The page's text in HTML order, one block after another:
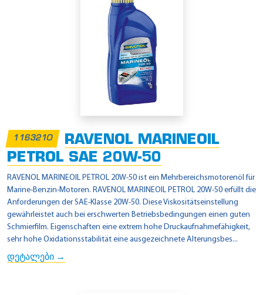
1163210
RAVENOL MARINEOIL
PETROL SAE 20W-50
RAVENOL MARINEOIL PETROL 20W-50 ist ein Mehrbereichsmotorenöl für
Marine-Benzin-Motoren. RAVENOL MARINEOIL PETROL 20W-50 erfüllt die
Anforderungen der SAE-Klasse 20W-50. Diese Viskositätseinstellung
gewährleistet auch bei erschwerten Betriebsbedingungen einen guten
Schmierfilm. Eigenschaften eine extrem hohe Druckaufnahmefähigkeit,
sehr hohe Oxidationsstabilität eine ausgezeichnete Alterungsbes...
დეტალები →